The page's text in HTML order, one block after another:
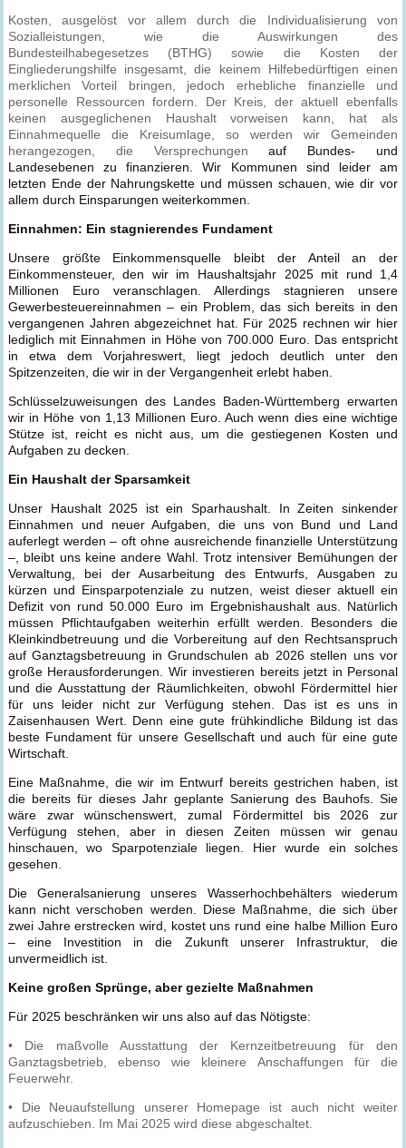
Kosten, ausgelöst vor allem durch die Individualisierung von
Sozialleistungen, wie die Auswirkungen des
Bundesteilhabegesetzes (BTHG) sowie die Kosten der
Eingliederungshilfe insgesamt, die keinem Hilfebedürftigen einen
merklichen Vorteil bringen, jedoch erhebliche finanzielle und
personelle Ressourcen fordern. Der Kreis, der aktuell ebenfalls
keinen ausgeglichenen Haushalt vorweisen kann, hat als
Einnahmequelle die Kreisumlage, so werden wir Gemeinden
herangezogen, die Versprechungenauf Bundes- und
Landesebenen zu finanzieren. Wir Kommunen sind leider am
letzten Ende der Nahrungskette und müssen schauen, wie dir vor
allem durch Einsparungen weiterkommen.
Einnahmen: Ein stagnierendes Fundament
Unsere größte Einkommensquelle bleibt der Anteil an der
Einkommensteuer, den wir im Haushaltsjahr 2025 mit rund 1,4
Millionen Euro veranschlagen. Allerdings stagnieren unsere
Gewerbesteuereinnahmen – ein Problem, das sich bereits in den
vergangenen Jahren abgezeichnet hat. Für 2025 rechnen wir hier
lediglich mit Einnahmen in Höhe von 700.000 Euro. Das entspricht
in etwa dem Vorjahreswert, liegt jedoch deutlich unter den
Spitzenzeiten, die wir in der Vergangenheit erlebt haben.
Schlüsselzuweisungen des Landes Baden-Württemberg erwarten
wir in Höhe von 1,13 Millionen Euro. Auch wenn dies eine wichtige
Stütze ist, reicht es nicht aus, um die gestiegenen Kosten und
Aufgaben zu decken.
Ein Haushalt der Sparsamkeit
Unser Haushalt 2025 ist ein Sparhaushalt. In Zeiten sinkender
Einnahmen und neuer Aufgaben, die uns von Bund und Land
auferlegt werden – oft ohne ausreichende finanzielle Unterstützung
–, bleibt uns keine andere Wahl. Trotz intensiver Bemühungen der
Verwaltung, bei der Ausarbeitung des Entwurfs, Ausgaben zu
kürzen und Einsparpotenziale zu nutzen, weist dieser aktuell ein
Defizit von rund 50.000 Euro im Ergebnishaushalt aus. Natürlich
müssen Pflichtaufgaben weiterhin erfüllt werden. Besonders die
Kleinkindbetreuung und die Vorbereitung auf den Rechtsanspruch
auf Ganztagsbetreuung in Grundschulen ab 2026 stellen uns vor
große Herausforderungen. Wir investieren bereits jetzt in Personal
und die Ausstattung der Räumlichkeiten, obwohl Fördermittel hier
für uns leider nicht zur Verfügung stehen. Das ist es uns in
Zaisenhausen Wert. Denn eine gute frühkindliche Bildung ist das
beste Fundament für unsere Gesellschaft und auch für eine gute
Wirtschaft.
Eine Maßnahme, die wir im Entwurf bereits gestrichen haben, ist
die bereits für dieses Jahr geplante Sanierung des Bauhofs. Sie
wäre zwar wünschenswert, zumal Fördermittel bis 2026 zur
Verfügung stehen, aber in diesen Zeiten müssen wir genau
hinschauen, wo Sparpotenziale liegen. Hier wurde ein solches
gesehen.
Die Generalsanierung unseres Wasserhochbehälters wiederum
kann nicht verschoben werden. Diese Maßnahme, die sich über
zwei Jahre erstrecken wird, kostet uns rund eine halbe Million Euro
– eine Investition in die Zukunft unserer Infrastruktur, die
unvermeidlich ist.
Keine großen Sprünge, aber gezielte Maßnahmen
Für 2025 beschränken wir uns also auf das Nötigste:
• Die maßvolle Ausstattung der Kernzeitbetreuung für den
Ganztagsbetrieb, ebenso wie kleinere Anschaffungen für die
Feuerwehr.
• Die Neuaufstellung unserer Homepage ist auch nicht weiter
aufzuschieben. Im Mai 2025 wird diese abgeschaltet.